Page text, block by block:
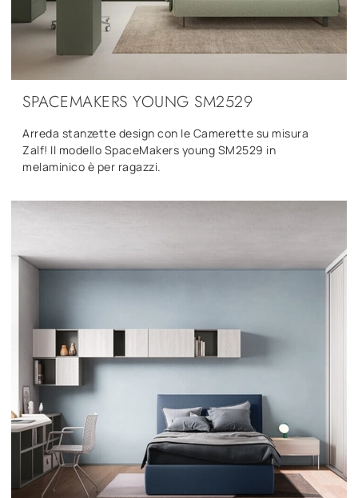
SPACEMAKERS YOUNG SM2529
Arreda stanzette design con le Camerette su misura
Zalf! Il modello SpaceMakers young SM2529 in
melaminico è per ragazzi.